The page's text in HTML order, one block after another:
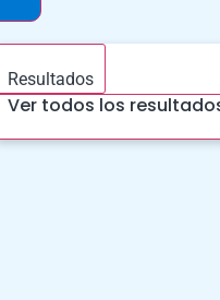
Resultados
Ver todos los